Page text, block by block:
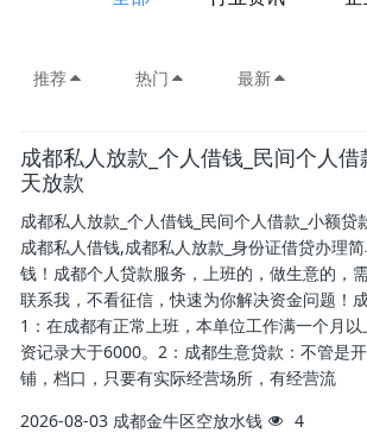
推荐 热门 最新
成都私人放款_个人借钱_民间个人借
天放款
成都私人放款_个人借钱_民间个人借款_小额贷
成都私人借钱,成都私人放款_身份证借贷办理
钱！成都个人贷款服务，上班的，做生意的，
联系我，不看征信，快速为你解决资金问题！
1：在成都有正常上班，本单位工作满一个月
资记录大于6000。2：成都生意贷款：不管是
铺，档口，只要有实际经营场所，有经营流
2026-08-03 成都金牛区空放水钱 4